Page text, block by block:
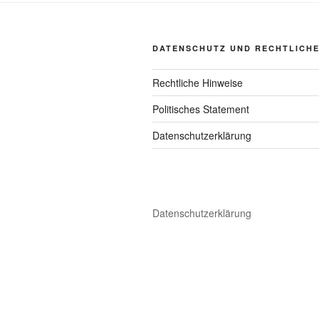
DATENSCHUTZ UND
Rechtliche Hinweise
Politisches Statement
Datenschutzerklärung
Datenschutzerklärung